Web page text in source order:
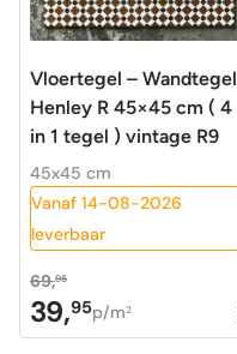
Vloertegel – Wandtegel
Henley R 45×45 cm ( 4
in 1 tegel ) vintage R9
45x45 cm
Vanaf 14-08-2026
leverbaar
69,95
Oorspronkelijke
prijs
39,95
Huidige
prijs
p/m2